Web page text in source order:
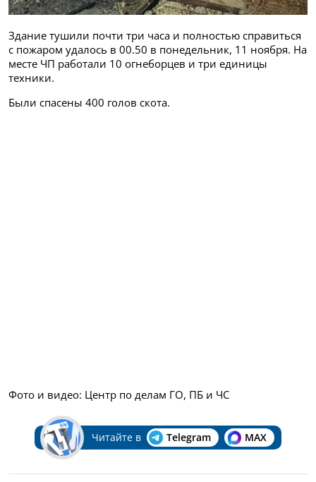
Здание тушили почти три часа и полностью справиться
с пожаром удалось в 00.50 в понедельник, 11 ноября. На
месте ЧП работали 10 огнеборцев и три единицы
техники.
Были спасены 400 голов скота.
Фото и видео: Центр по делам ГО, ПБ и ЧС
Читайте в Telegram MAX